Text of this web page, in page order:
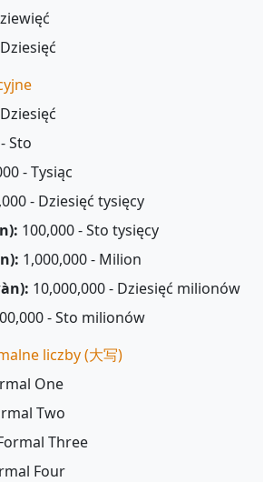
Sto
- Tysiąc
- Dziesięć tysięcy
100,000 - Sto tysięcy
1,000,000 - Milion
10,000,000 - Dziesięć milionów
- Sto milionów
liczby (大写)
One
Two
Three
Four